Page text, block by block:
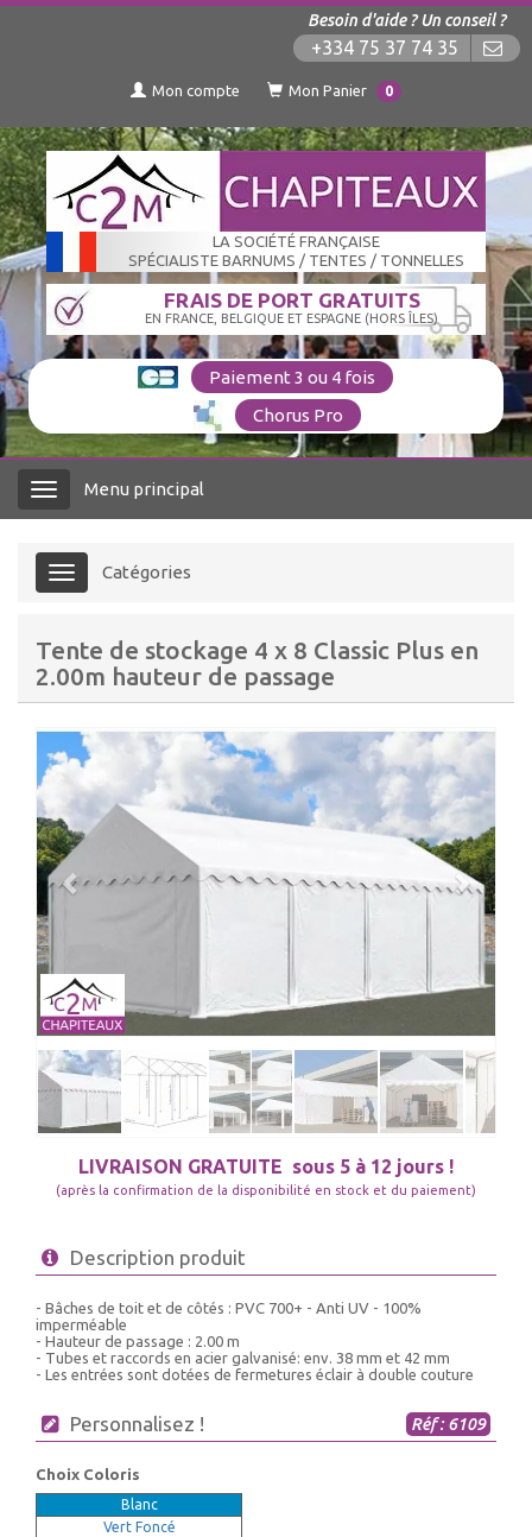
Besoin d'aide ? Un conseil ?
+334 75 37 74 35
Mon compte Mon Panier 0
LA SOCIÉTÉ FRANÇAISE
SPÉCIALISTE BARNUMS / TENTES / TONNELLES
FRAIS DE PORT GRATUITS
EN FRANCE, BELGIQUE ET ESPAGNE (HORS ÎLES)
Paiement 3 ou 4 fois
Chorus Pro
Menu Menu principal
Menu Catégories
Tente de stockage 4 x 8 Classic Plus en
2.00m hauteur de passage
LIVRAISON GRATUITE sous 5 à 12 jours !
(après la confirmation de la disponibilité en stock et du paiement)
Description produit
- Bâches de toit et de côtés : PVC 700+ - Anti UV - 100%
imperméable
- Hauteur de passage : 2.00 m
- Tubes et raccords en acier galvanisé: env. 38 mm et 42 mm
- Les entrées sont dotées de fermetures éclair à double couture
Personnalisez ! Réf : 6109
Choix Coloris
Blanc
Vert Foncé